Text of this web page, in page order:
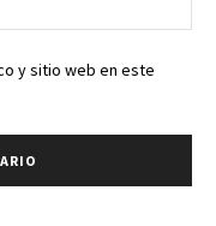
y sitio web en este